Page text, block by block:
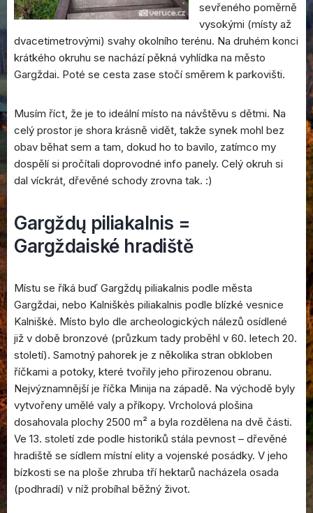
sevřeného poměrně
vysokými (místy až
dvacetimetrovými) svahy okolního terénu. Na druhém konci
krátkého okruhu se nachází pěkná vyhlídka na město
Gargždai. Poté se cesta zase stočí směrem k parkovišti.
Musím říct, že je to ideální místo na návštěvu s dětmi. Na
celý prostor je shora krásně vidět, takže synek mohl bez
obav běhat sem a tam, dokud ho to bavilo, zatímco my
dospělí si pročítali doprovodné info panely. Celý okruh si
dal víckrát, dřevěné schody zrovna tak. :)
Gargždų piliakalnis =
Gargždaiské hradiště
Místu se říká buď Gargždų piliakalnis podle města
Gargždai, nebo Kalniškės piliakalnis podle blízké vesnice
Kalniškė. Místo bylo dle archeologických nálezů osídlené
již v době bronzové (průzkum tady proběhl v 60. letech 20.
století). Samotný pahorek je z několika stran obkloben
říčkami a potoky, které tvořily jeho přirozenou obranu.
Nejvýznamnější je říčka Minija na západě. Na východě byly
vytvořeny umělé valy a příkopy. Vrcholová plošina
dosahovala plochy 2500 m² a byla rozdělena na dvě části.
Ve 13. století zde podle historiků stála pevnost – dřevěné
hradiště se sídlem místní elity a vojenské posádky. V jeho
bízkosti se na ploše zhruba tří hektarů nacházela osada
(podhradí) v níž probíhal běžný život.